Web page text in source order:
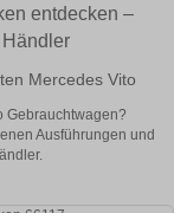
entdecken –
Mercedes Vito
Gebrauchtwagen?
Ausführungen und